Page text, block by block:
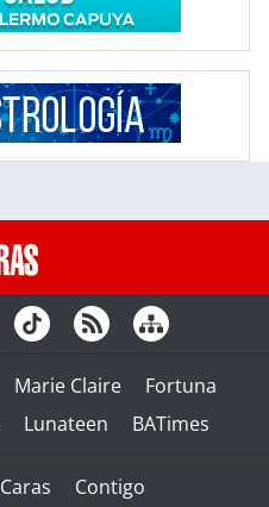
Marie Claire
Fortuna
Lunateen BATimes
Caras Contigo